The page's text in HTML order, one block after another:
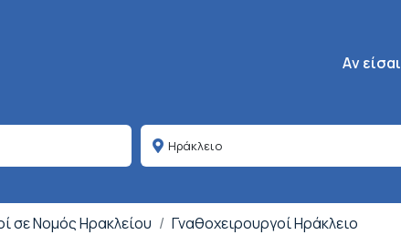
Κεντρική
Aν
σε Νομός Ηρακλείου Γναθοχειρουργοί Ηράκλειο